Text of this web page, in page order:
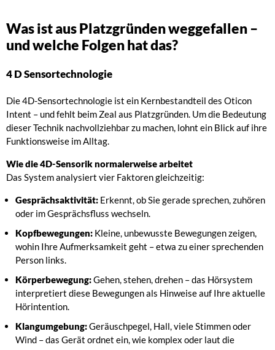
Was ist aus Platzgründen weggefallen –
und welche Folgen hat das?
4 D Sensortechnologie
Die 4D-Sensortechnologie ist ein Kernbestandteil des Oticon
Intent – und fehlt beim Zeal aus Platzgründen. Um die Bedeutung
dieser Technik nachvollziehbar zu machen, lohnt ein Blick auf ihre
Funktionsweise im Alltag.
Wie die 4D-Sensorik normalerweise arbeitet
Das System analysiert vier Faktoren gleichzeitig:
Gesprächsaktivität: Erkennt, ob Sie gerade sprechen, zuhören
oder im Gesprächsfluss wechseln.
Kopfbewegungen: Kleine, unbewusste Bewegungen zeigen,
wohin Ihre Aufmerksamkeit geht – etwa zu einer sprechenden
Person links.
Körperbewegung:Gehen, stehen, drehen – das Hörsystem
interpretiert diese Bewegungen als Hinweise auf Ihre aktuelle
Hörintention.
Klangumgebung:Geräuschpegel, Hall, viele Stimmen oder
Wind – das Gerät ordnet ein, wie komplex oder laut die